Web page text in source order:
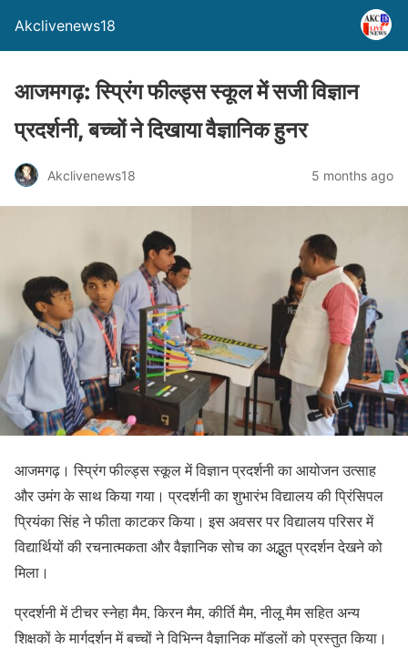
Akclivenews18
आजमगढ़: स्प्रिंग फील्ड्स स्कूल में सजी विज्ञान
प्रदर्शनी, बच्चों ने दिखाया वैज्ञानिक हुनर
Akclivenews18 5 months ago
आजमगढ़। स्प्रिंग फील्ड्स स्कूल में विज्ञान प्रदर्शनी का आयोजन उत्साह
और उमंग के साथ किया गया। प्रदर्शनी का शुभारंभ विद्यालय की प्रिंसिपल
प्रियंका सिंह ने फीता काटकर किया। इस अवसर पर विद्यालय परिसर में
विद्यार्थियों की रचनात्मकता और वैज्ञानिक सोच का अद्भुत प्रदर्शन देखने को
मिला।
प्रदर्शनी में टीचर स्नेहा मैम, किरन मैम, कीर्ति मैम, नीलू मैम सहित अन्य
शिक्षकों के मार्गदर्शन में बच्चों ने विभिन्न वैज्ञानिक मॉडलों को प्रस्तुत किया।